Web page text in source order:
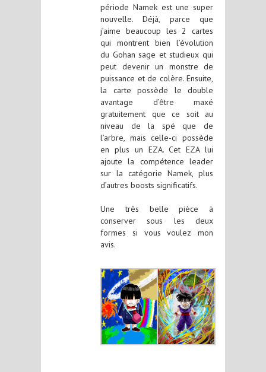
période Namek est une super
nouvelle. Déjà, parce que
j’aime beaucoup les 2 cartes
qui montrent bien l’évolution
du Gohan sage et studieux qui
peut devenir un monstre de
puissance et de colère. Ensuite,
la carte possède le double
avantage d’être maxé
gratuitement que ce soit au
niveau de la spé que de
l’arbre, mais celle-ci possède
en plus un EZA. Cet EZA lui
ajoute la compétence leader
sur la catégorie Namek, plus
d’autres boosts significatifs.
Une très belle pièce à
conserver sous les deux
formes si vous voulez mon
avis.